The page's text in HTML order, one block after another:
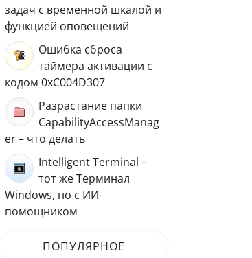
задач с временной шкалой и
функцией оповещений
Ошибка сброса
таймера активации с
кодом 0xC004D307
Разрастание папки
CapabilityAccessManag
er – что делать
Intelligent Terminal –
тот же Терминал
Windows, но с ИИ-
помощником
ПОПУЛЯРНОЕ